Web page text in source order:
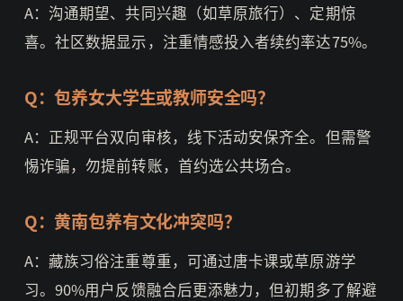
A：沟通期望、共同兴趣（如草原旅行）、定期惊
喜。社区数据显示，注重情感投入者续约率达75%。
Q：包养女大学生或教师安全吗？
A：正规平台双向审核，线下活动安保齐全。但需警
惕诈骗，勿提前转账，首约选公共场合。
Q：黄南包养有文化冲突吗？
A：藏族习俗注重尊重，可通过唐卡课或草原游学
习。90%用户反馈融合后更添魅力，但初期多了解避